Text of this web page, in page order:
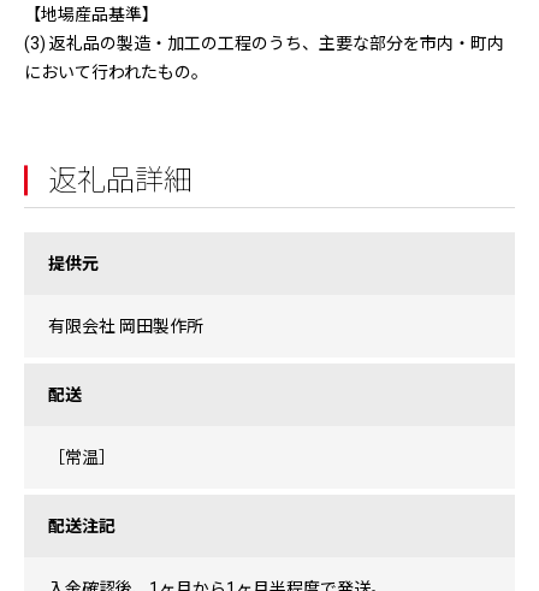
【地場産品基準】
(3) 返礼品の製造・加工の工程のうち、主要な部分を市内・町内
において行われたもの。
返礼品詳細
提供元
有限会社 岡田製作所
配送
［常温］
配送注記